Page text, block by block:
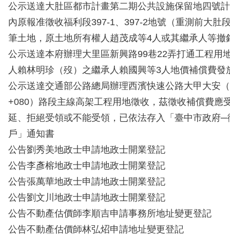
公示送達大肚區都市計畫第二期公共設施保留地四號
內原報准徵收福利段397-1、397-2地號（重測前大肚
筆土地，原土地所有權人趙茂成等4人或其繼承人等撤
公示送達本府辦理大里區新興路99巷22弄打通工程用
人賴林明珍（歿）之繼承人賴國興等3人地價補償費發
公示送達交通部公路總局辦理西濱快速公路大甲大安
+080）路段主線高架工程用地徵收，茲徵收補償費應
延、拒絕受領或不能受領，已依法存入「臺中市政府
戶」通知書
公告劉秀美地政士申請地政士開業登記
公告李彥榕地政士申請地政士開業登記
公告張萬華地政士申請地政士開業登記
公告劉文川地政士申請地政士開業登記
公告不動產估價師李順吉申請事務所地址變更登記
公告不動產估價師林弘炤申請地址變更登記